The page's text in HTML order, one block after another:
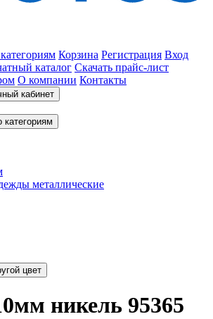
Корзина Регистрация Вход
каталог Скачать прайс-лист
О компании Контакты
кабинет
категориям
металлические
Выбрать другой цвет
никель 95365